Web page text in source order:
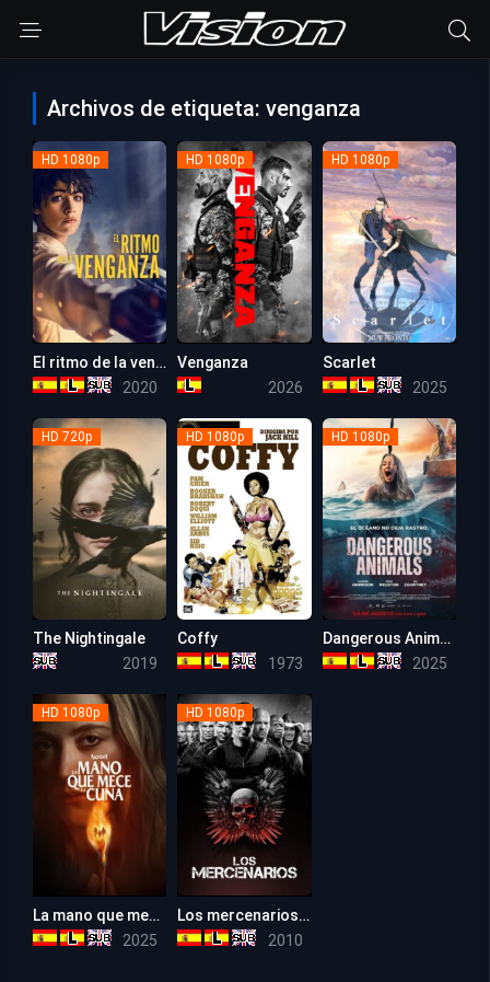
Archivos de etiqueta: venganza
HD 1080p
El ritmo de la venganza
2020
HD 1080p
Venganza
2026
HD 1080p
Scarlet
2025
HD 720p
The Nightingale
2019
HD 1080p
Coffy
1973
HD 1080p
Dangerous Animals (Animales Peligrosos)
2025
HD 1080p
La mano que mece la cuna (2025)
2025
HD 1080p
Los mercenarios (Los indestructibles)
2010